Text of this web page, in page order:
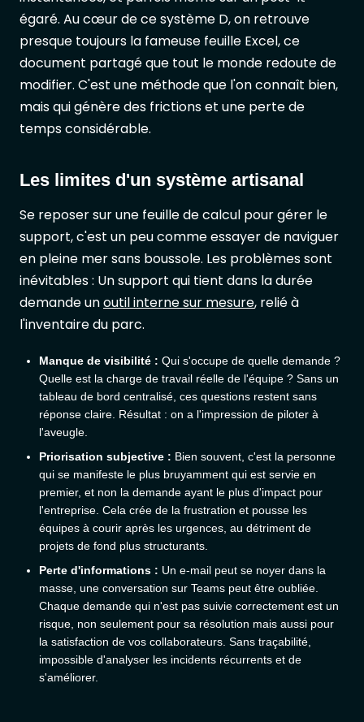
égaré. Au cœur de ce système D, on retrouve
presque toujours la fameuse feuille Excel, ce
document partagé que tout le monde redoute de
modifier. C'est une méthode que l'on connaît bien,
mais qui génère des frictions et une perte de
temps considérable.
Les limites d'un système artisanal
Se reposer sur une feuille de calcul pour gérer le
support, c'est un peu comme essayer de naviguer
en pleine mer sans boussole. Les problèmes sont
inévitables : Un support qui tient dans la durée
demande unoutil interne sur mesure, relié à
l'inventaire du parc.
Manque de visibilité : Qui s'occupe de quelle demande ?
Quelle est la charge de travail réelle de l'équipe ? Sans un
tableau de bord centralisé, ces questions restent sans
réponse claire. Résultat : on a l'impression de piloter à
l'aveugle.
Priorisation subjective : Bien souvent, c'est la personne
qui se manifeste le plus bruyamment qui est servie en
premier, et non la demande ayant le plus d'impact pour
l'entreprise. Cela crée de la frustration et pousse les
équipes à courir après les urgences, au détriment de
projets de fond plus structurants.
Perte d'informations : Un e-mail peut se noyer dans la
masse, une conversation sur Teams peut être oubliée.
Chaque demande qui n'est pas suivie correctement est un
risque, non seulement pour sa résolution mais aussi pour
la satisfaction de vos collaborateurs. Sans traçabilité,
impossible d'analyser les incidents récurrents et de
s'améliorer.